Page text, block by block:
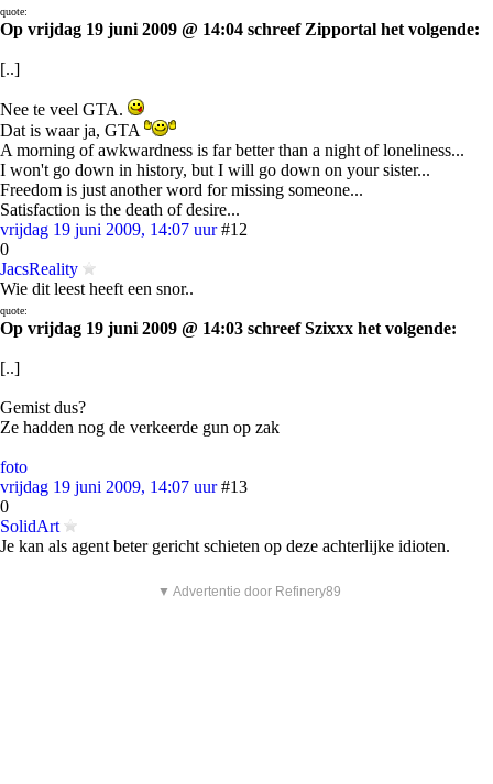
quote:
Op vrijdag 19 juni 2009 @ 14:04 schreef Zipportal het volgende:
[..]
Nee te veel GTA.
Dat is waar ja, GTA
A morning of awkwardness is far better than a night of loneliness...
I won't go down in history, but I will go down on your sister...
Freedom is just another word for missing someone...
Satisfaction is the death of desire...
vrijdag 19 juni 2009, 14:07 uur #12
0
JacsReality
Wie dit leest heeft een snor..
quote:
Op vrijdag 19 juni 2009 @ 14:03 schreef Szixxx het volgende:
[..]
Gemist dus?
Ze hadden nog de verkeerde gun op zak
foto
vrijdag 19 juni 2009, 14:07 uur #13
0
SolidArt
Je kan als agent beter gericht schieten op deze achterlijke idioten.
▼ Advertentie door Refinery89